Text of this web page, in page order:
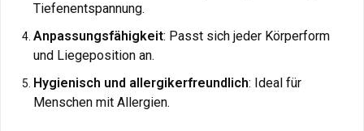
Tiefenentspannung.
Anpassungsfähigkeit: Passt sich jeder Körperform
und Liegeposition an.
Hygienisch und allergikerfreundlich: Ideal für
Menschen mit Allergien.
Tiefenentspannung.
Anpassungsfähigkeit: Passt sich jeder Körperform
und Liegeposition an.
Hygienisch und allergikerfreundlich: Ideal für
Menschen mit Allergien.